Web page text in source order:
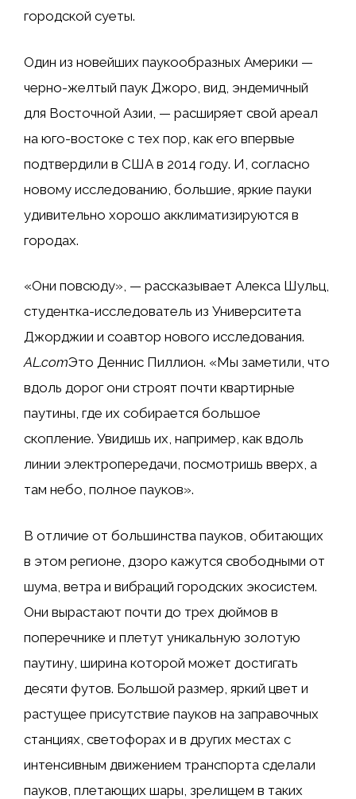
городской суеты.
Один из новейших паукообразных Америки —
черно-желтый паук Джоро, вид, эндемичный
для Восточной Азии, — расширяет свой ареал
на юго-востоке с тех пор, как его впервые
подтвердили в США в 2014 году. И, согласно
новому исследованию, большие, яркие пауки
удивительно хорошо акклиматизируются в
городах.
«Они повсюду», — рассказывает Алекса Шульц,
студентка-исследователь из Университета
Джорджии и соавтор нового исследования.
AL.comЭто Деннис Пиллион. «Мы заметили, что
вдоль дорог они строят почти квартирные
паутины, где их собирается большое
скопление. Увидишь их, например, как вдоль
линии электропередачи, посмотришь вверх, а
там небо, полное пауков».
В отличие от большинства пауков, обитающих
в этом регионе, дзоро кажутся свободными от
шума, ветра и вибраций городских экосистем.
Они вырастают почти до трех дюймов в
поперечнике и плетут уникальную золотую
паутину, ширина которой может достигать
десяти футов. Большой размер, яркий цвет и
растущее присутствие пауков на заправочных
станциях, светофорах и в других местах с
интенсивным движением транспорта сделали
пауков, плетающих шары, зрелищем в таких